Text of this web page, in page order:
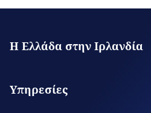
Η Ελλάδα στην Ιρλανδία
Επικοινωνία
Υπηρεσίες